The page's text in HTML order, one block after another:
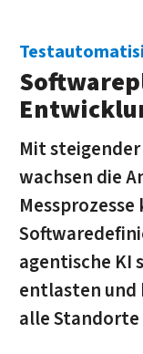
Mit
wachsen die
agentische KI
entlasten und
alle